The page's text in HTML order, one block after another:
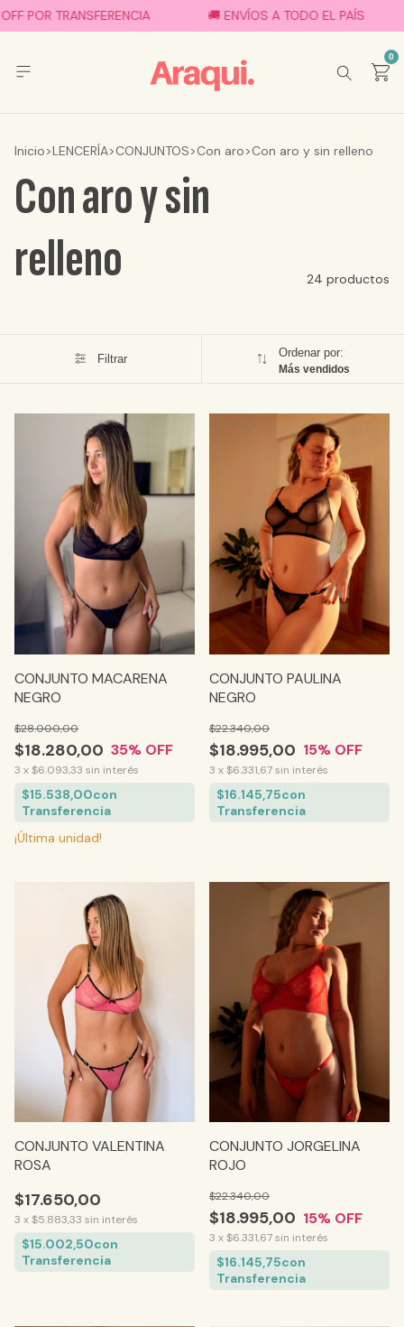
POR TRANSFERENCIA 🚚 ENVÍOS A TODO EL PAÍS
0
Inicio>LENCERÍA>CONJUNTOS>Con aro>Con aro y sin relleno
Con aro y sin
relleno
24 productos
Filtrar Ordenar por:
Más vendidos
CONJUNTO MACARENA
NEGRO
$18.280,00
$28.000,00
35% OFF
3 x$6.093,33 sin interés
$15.538,00con
Transferencia
¡Última unidad!
CONJUNTO PAULINA
NEGRO
$18.995,00
$22.340,00
15% OFF
3 x$6.331,67sin interés
$16.145,75con
Transferencia
CONJUNTO VALENTINA
ROSA
$17.650,00
3 x$5.883,33 sin interés
$15.002,50con
Transferencia
CONJUNTO JORGELINA
ROJO
$18.995,00
$22.340,00
15% OFF
3 x$6.331,67sin interés
$16.145,75con
Transferencia